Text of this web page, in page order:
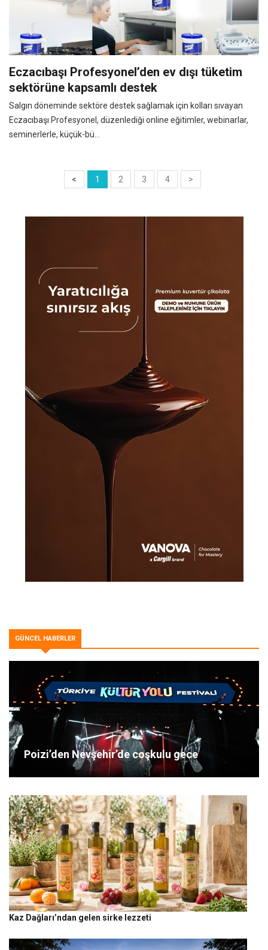
Eczacıbaşı Profesyonel’den ev dışı tüketim
sektörüne kapsamlı destek
Salgın döneminde sektöre destek sağlamak için kolları sıvayan
Eczacıbaşı Profesyonel, düzenlediği online eğitimler, webinarlar,
seminerlerle, küçük-bü...
< 1 2 3 4 >
GÜNCEL HABERLER
Poizi’den Nevşehir’de coşkulu gece
Kaz Dağları’ndan gelen sirke lezzeti